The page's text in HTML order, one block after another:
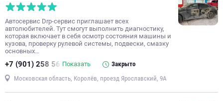
Автосервис Drp-сервис приглашает всех
автолюбителей. Тут смогут выполнить диагностику,
которая включает в себя осмотр состояния машины и
кузова, проверку рулевой системы, подвески, смазку
основных…
+7 (901) 258 56 Показать Закрыто
Московская область, Королёв, проезд Ярославский, 9А